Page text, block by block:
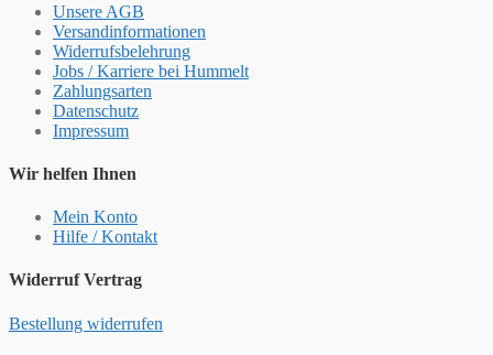
Unsere AGB
Versandinformationen
Widerrufsbelehrung
Jobs / Karriere bei Hummelt
Zahlungsarten
Datenschutz
Impressum
Wir helfen Ihnen
Mein Konto
Hilfe / Kontakt
Widerruf Vertrag
Bestellung widerrufen